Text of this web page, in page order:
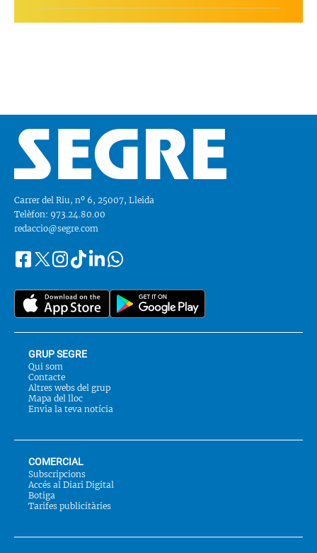
Carrer del Riu, nº 6, 25007, Lleida
Telèfon: 973.24.80.00
redaccio@segre.com
Segueix-
a::
FacebookInstagram
TiktokLinkedinWhatsapp
GRUP SEGRE
Qui som
Contacte
Altres webs del grup
Mapa del lloc
Envia la teva notícia
COMERCIAL
Subscripcions
Accés al Diari Digital
Botiga
Tarifes publicitàries